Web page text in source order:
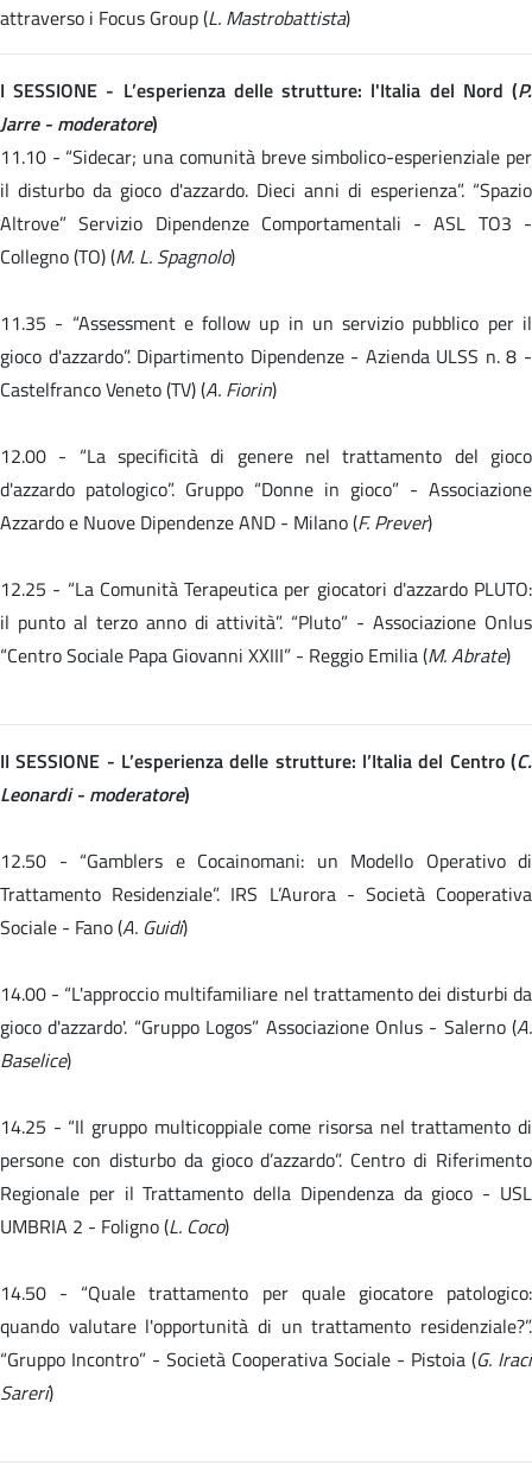
attraverso i Focus Group (L. Mastrobattista)
I SESSIONE - L’esperienza delle strutture: l'Italia del Nord (P.
Jarre - moderatore)
11.10 - “Sidecar; una comunità breve simbolico-esperienziale per
il disturbo da gioco d'azzardo. Dieci anni di esperienza”. “Spazio
Altrove” Servizio Dipendenze Comportamentali - ASL TO3 -
Collegno (TO) (M. L. Spagnolo)
11.35 - “Assessment e follow up in un servizio pubblico per il
gioco d'azzardo”. Dipartimento Dipendenze - Azienda ULSS n. 8 -
Castelfranco Veneto (TV) (A. Fiorin)
12.00 - “La specificità di genere nel trattamento del gioco
d'azzardo patologico”. Gruppo “Donne in gioco” - Associazione
Azzardo e Nuove Dipendenze AND - Milano (F. Prever)
12.25 - “La Comunità Terapeutica per giocatori d'azzardo PLUTO:
il punto al terzo anno di attività”. “Pluto” - Associazione Onlus
“Centro Sociale Papa Giovanni XXIII” - Reggio Emilia (M. Abrate)
II SESSIONE - L’esperienza delle strutture: l’Italia del Centro (C.
Leonardi - moderatore)
12.50 - “Gamblers e Cocainomani: un Modello Operativo di
Trattamento Residenziale”. IRS L’Aurora - Società Cooperativa
Sociale - Fano (A. Guidi)
14.00 - “L'approccio multifamiliare nel trattamento dei disturbi da
gioco d'azzardo'. “Gruppo Logos” Associazione Onlus - Salerno (A.
Baselice)
14.25 - “Il gruppo multicoppiale come risorsa nel trattamento di
persone con disturbo da gioco d’azzardo”. Centro di Riferimento
Regionale per il Trattamento della Dipendenza da gioco - USL
UMBRIA 2 - Foligno (L. Coco)
14.50 - “Quale trattamento per quale giocatore patologico:
quando valutare l'opportunità di un trattamento residenziale?”.
“Gruppo Incontro” - Società Cooperativa Sociale - Pistoia (G. Iraci
Sareri)